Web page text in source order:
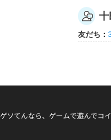
十
友だち：
ゲソてんなら、ゲームで遊んでコ